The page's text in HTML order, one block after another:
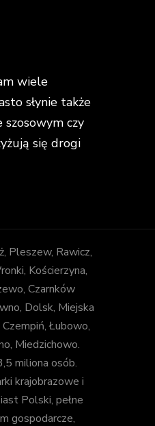
wiele
słynie także
czy
się drogi
Pleszew, Rawicz,
Kościerzyna,
Czarnków
Dolsk, Miejska
Łubowo,
Miedzichowo.
miliona osób.
krajobrazowe i
Polski, pełne
gospodarcze,